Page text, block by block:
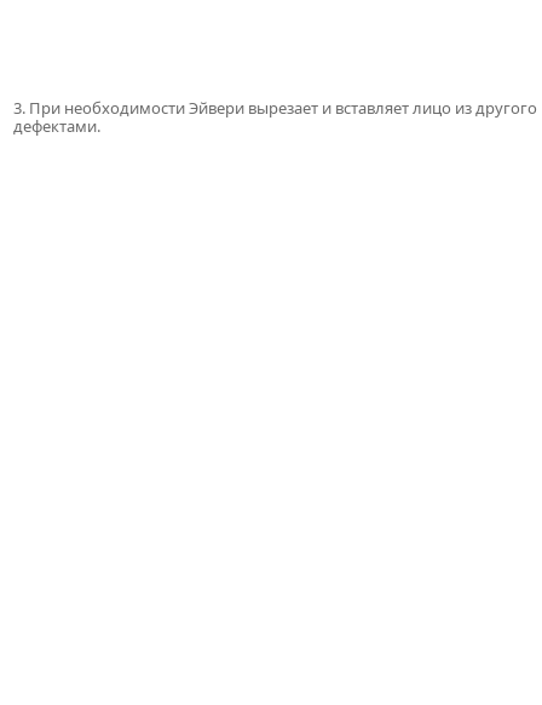
3. При необходимости Эйвери вырезает и вставляет лицо из
дефектами.